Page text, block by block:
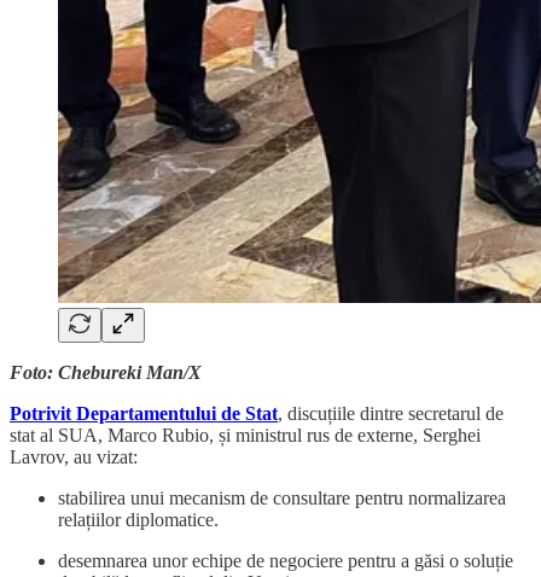
Foto: Chebureki Man/X
Potrivit Departamentului de Stat, discuțiile dintre secretarul de
stat al SUA, Marco Rubio, și ministrul rus de externe, Serghei
Lavrov, au vizat:
stabilirea unui mecanism de consultare pentru normalizarea
relațiilor diplomatice.
desemnarea unor echipe de negociere pentru a găsi o soluție